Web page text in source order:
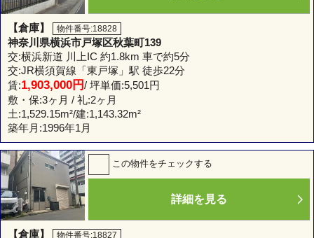
【倉庫】 物件番号:18828
神奈川県横浜市戸塚区秋葉町139
交:横浜新道 川上IC 約1.8km 車で約5分
交:JR横須賀線「東戸塚」駅 徒歩22分
賃:1,903,000円/ 坪単価:5,501円
敷・保:3ヶ月 / 礼:2ヶ月
土:1,529.15m²/建:1,143.32m²
築年月:1996年1月
この物件をチェックする
詳細を見る
【倉庫】 物件番号:18827